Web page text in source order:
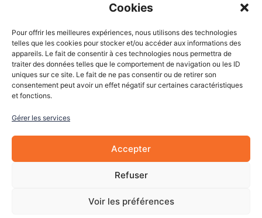
Cookies
Pour offrir les meilleures expériences, nous utilisons des technologies
telles que les cookies pour stocker et/ou accéder aux informations des
appareils. Le fait de consentir à ces technologies nous permettra de
traiter des données telles que le comportement de navigation ou les ID
uniques sur ce site. Le fait de ne pas consentir ou de retirer son
consentement peut avoir un effet négatif sur certaines caractéristiques
et fonctions.
Gérer les services
Accepter
Refuser
Voir les préférences
Mon compte
Mes commandes
Mes adresses
Mon panier
Informations
À Propos de nous
Blog
Mentions légales